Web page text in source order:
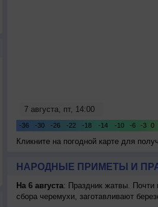
Кликните на погодной карте для
НАРОДНЫЕ ПРИМЕТЫ И
На 6 августа: Праздник жатвы. Почти
сбора черемухи, заготавливают